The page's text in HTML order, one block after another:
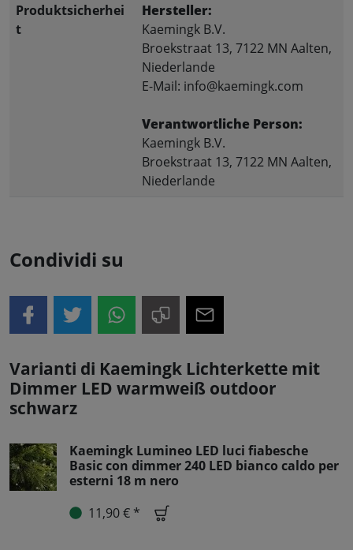
Produktsicherhei
t
Hersteller:
Kaemingk B.V.
Broekstraat 13, 7122 MN Aalten,
Niederlande
E-Mail: info@kaemingk.com
Verantwortliche Person:
Kaemingk B.V.
Broekstraat 13, 7122 MN Aalten,
Niederlande
Condividi su
Varianti di Kaemingk Lichterkette mit
Dimmer LED warmweiß outdoor
schwarz
Kaemingk Lumineo LED luci fiabesche
Basic con dimmer 240 LED bianco caldo per
esterni 18 m nero
11,90 € *